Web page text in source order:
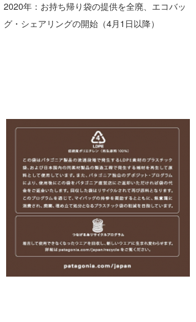
2020年：お持ち帰り袋の提供を全廃、エコバッ
グ・シェアリングの開始（4月1日以降）